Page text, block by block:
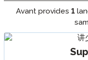
Avant provides 1